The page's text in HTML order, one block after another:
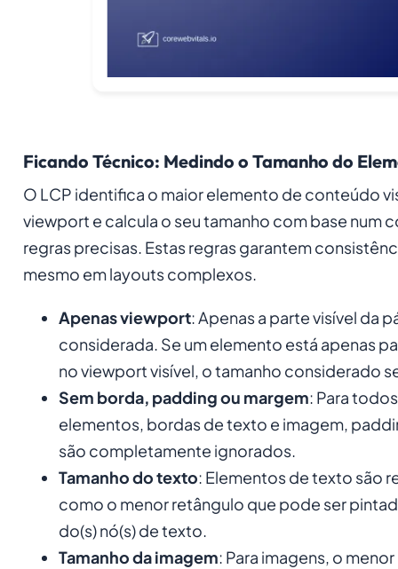
Ficando Técnico: Medindo o Tamanho do
O LCP identifica o maior elemento de conteúdo
viewport e calcula o seu tamanho com base num
regras precisas. Estas regras garantem
mesmo em layouts complexos.
Apenas viewport: Apenas a parte visível da
considerada. Se um elemento está apenas
no viewport visível, o tamanho considerado
Sem borda, padding ou margem: Para
elementos, bordas de texto e imagem,
são completamente ignorados.
Tamanho do texto: Elementos de texto são
como o menor retângulo que pode ser
do(s) nó(s) de texto.
Tamanho da imagem: Para imagens, o